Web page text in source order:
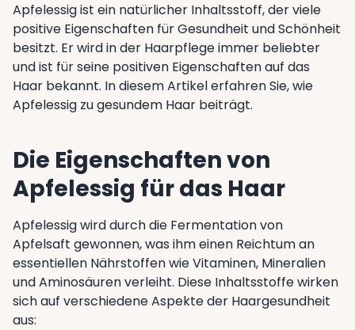
Apfelessig ist ein natürlicher Inhaltsstoff, der viele
positive Eigenschaften für Gesundheit und Schönheit
besitzt. Er wird in der Haarpflege immer beliebter
und ist für seine positiven Eigenschaften auf das
Haar bekannt. In diesem Artikel erfahren Sie, wie
Apfelessig zu gesundem Haar beiträgt.
Die Eigenschaften von
Apfelessig für das Haar
Apfelessig wird durch die Fermentation von
Apfelsaft gewonnen, was ihm einen Reichtum an
essentiellen Nährstoffen wie Vitaminen, Mineralien
und Aminosäuren verleiht. Diese Inhaltsstoffe wirken
sich auf verschiedene Aspekte der Haargesundheit
aus: